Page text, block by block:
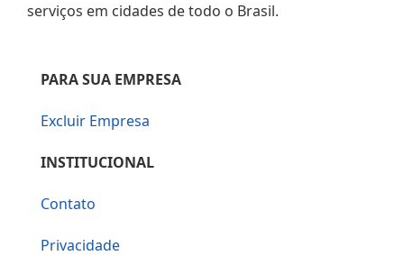
serviços em cidades de todo o Brasil.
PARA SUA EMPRESA
Excluir Empresa
INSTITUCIONAL
Contato
Privacidade